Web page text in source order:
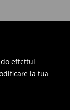
effettui
la tua